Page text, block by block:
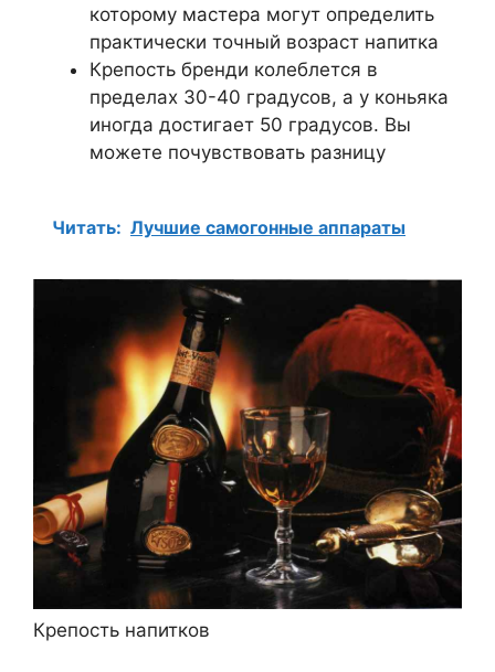
которому мастера могут определить
практически точный возраст напитка
Крепость бренди колеблется в
пределах 30-40 градусов, а у коньяка
иногда достигает 50 градусов. Вы
можете почувствовать разницу
Читать: Лучшие самогонные аппараты
Крепость напитков